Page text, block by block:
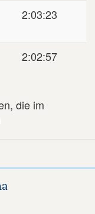
2:03:23
2:02:57
die im